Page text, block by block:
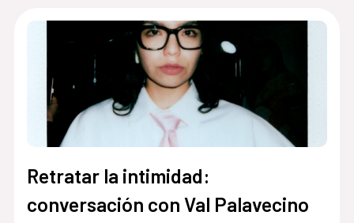
Retratar la intimidad:
conversación con Val Palavecino